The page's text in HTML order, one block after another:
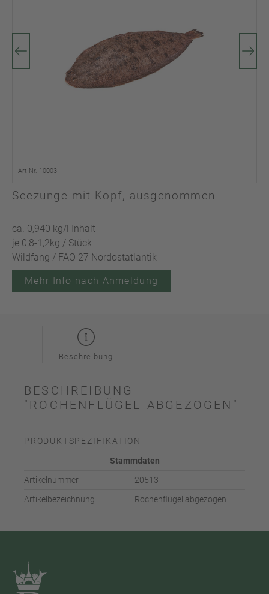
Art-Nr. 10003
Seezunge mit Kopf, ausgenommen
ca. 0,940 kg/l Inhalt
je 0,8-1,2kg / Stück
Wildfang / FAO 27 Nordostatlantik
Mehr Info nach Anmeldung
Beschreibung
BESCHREIBUNG
"ROCHENFLÜGEL ABGEZOGEN"
PRODUKTSPEZIFIKATION
Stammdaten
Artikelnummer
20513
Artikelbezeichnung
Rochenflügel abgezogen